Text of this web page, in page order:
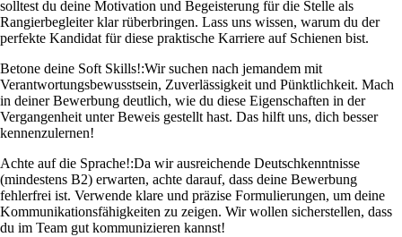
solltest du deine Motivation und Begeisterung für die Stelle als
Rangierbegleiter klar rüberbringen. Lass uns wissen, warum du der
perfekte Kandidat für diese praktische Karriere auf Schienen bist.
Betone deine Soft Skills!:Wir suchen nach jemandem mit
Verantwortungsbewusstsein, Zuverlässigkeit und Pünktlichkeit. Mach
in deiner Bewerbung deutlich, wie du diese Eigenschaften in der
Vergangenheit unter Beweis gestellt hast. Das hilft uns, dich besser
kennenzulernen!
Achte auf die Sprache!:Da wir ausreichende Deutschkenntnisse
(mindestens B2) erwarten, achte darauf, dass deine Bewerbung
fehlerfrei ist. Verwende klare und präzise Formulierungen, um deine
Kommunikationsfähigkeiten zu zeigen. Wir wollen sicherstellen, dass
du im Team gut kommunizieren kannst!